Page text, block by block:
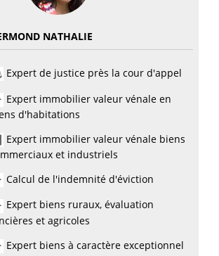
NATHALIE
Expert de justice près la cour d'appel
Expert immobilier valeur vénale en
d'habitations
Expert immobilier valeur vénale biens
et industriels
Calcul de l'indemnité d'éviction
Expert biens ruraux, évaluation
et agricoles
Expert biens à caractère exceptionnel